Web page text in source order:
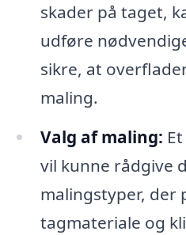
skader på taget,
udføre
sikre, at
maling.
Valg af maling:
vil kunne rådgive
malingstyper, der
tagmateriale og